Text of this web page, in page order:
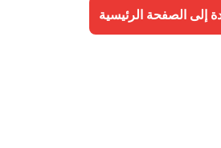
إلى الصفحة الرئيسية